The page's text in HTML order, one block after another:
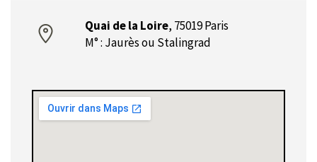
Quai de la Loire, 75019 Paris
M° : Jaurès ou Stalingrad